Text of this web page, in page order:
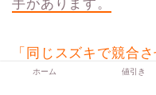
手があります。
「同じスズキで競合
ホーム 値引き